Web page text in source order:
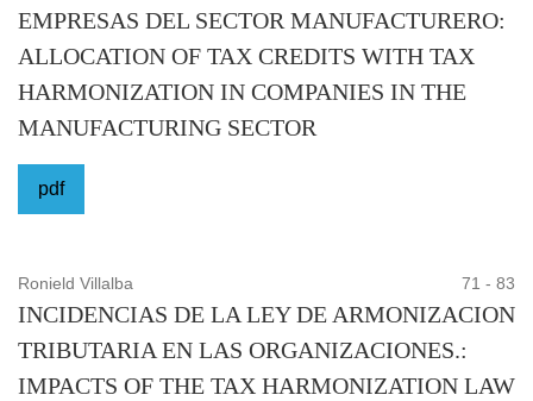
EMPRESAS DEL SECTOR MANUFACTURERO:
ALLOCATION OF TAX CREDITS WITH TAX
HARMONIZATION IN COMPANIES IN THE
MANUFACTURING SECTOR
pdf
Ronield Villalba 71 - 83
INCIDENCIAS DE LA LEY DE ARMONIZACION
TRIBUTARIA EN LAS ORGANIZACIONES.:
IMPACTS OF THE TAX HARMONIZATION LAW